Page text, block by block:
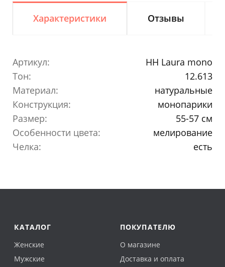
Характеристики Отзывы
Артикул:
HH Laura mono
Тон:
12.613
Материал:
натуральные
Конструкция:
монопарики
Размер:
55-57 см
Особенности цвета:
мелирование
Челка:
есть
КАТАЛОГ
Женские
Мужские
ПОКУПАТЕЛЮ
О магазине
Доставка и оплата